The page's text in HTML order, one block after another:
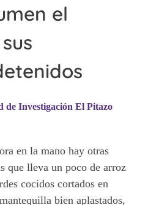
el
de Investigación El Pitazo
en la mano hay otras
que lleva un poco de arroz
cocidos cortados en
bien aplastados,